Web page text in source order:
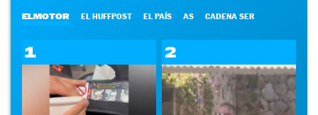
ELMOTOR EL HUFFPOST EL PAÍS AS CADENA SER
1 2